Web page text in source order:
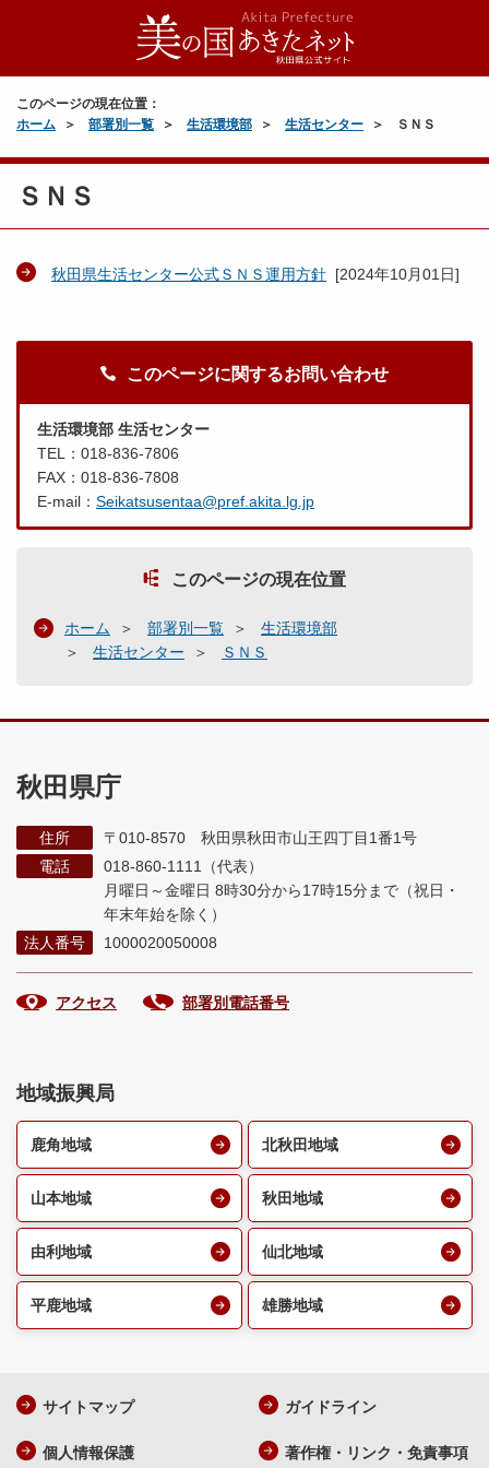
このページの現在位置：
ホーム
部署別一覧 生活環境部 生活センター ＳＮＳ
ＳＮＳ
秋田県生活センター公式ＳＮＳ運用方針 [2024年10月01日]
このページに関するお問い合わせ
生活環境部 生活センター
TEL：018-836-7806
FAX：018-836-7808
E-mail： Seikatsusentaa@pref.akita.lg.jp
このページの現在位置
ホーム 部署別一覧
生活環境部
生活センター
ＳＮＳ
秋田県庁
住所
〒010-8570 秋田県秋田市山王四丁目1番1号
電話
018-860-1111（代表）
月曜日～金曜日 8時30分から17時15分まで （祝日・
年末年始を除く）
法人番号
1000020050008
アクセス 部署別電話番号
地域振興局
鹿角地域 北秋田地域
山本地域 秋田地域
由利地域 仙北地域
平鹿地域 雄勝地域
サイトマップ ガイドライン
個人情報保護 著作権・リンク・免責事項